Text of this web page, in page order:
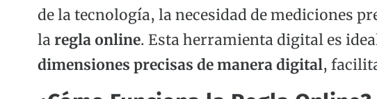
de la tecnología, la necesidad de mediciones
la regla online. Esta herramienta digital es
dimensiones precisas de manera digital,